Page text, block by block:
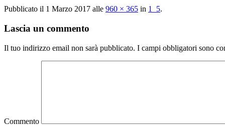
Pubblicato il 1 Marzo 2017 alle 960 × 365 in 1_5.
Lascia un commento
Il tuo indirizzo email non sarà pubblicato. I campi obbligatori sono
Commento